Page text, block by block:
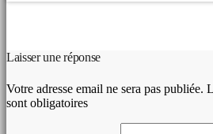
Laisser une réponse
Votre adresse email ne sera pas publiée.
sont obligatoires